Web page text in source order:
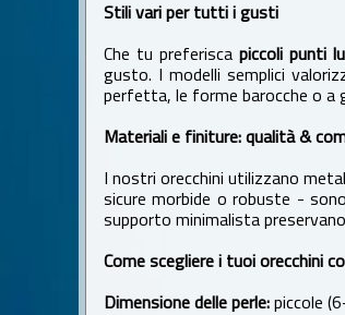
Stili vari per tutti i gusti
Che tu preferisca piccoli punti
gusto. I modelli semplici
perfetta, le forme barocche o a
Materiali e finiture: qualità &
I nostri orecchini utilizzano
sicure morbide o robuste -
supporto minimalista
Come scegliere i tuoi orecchini
Dimensione delle perle:piccole